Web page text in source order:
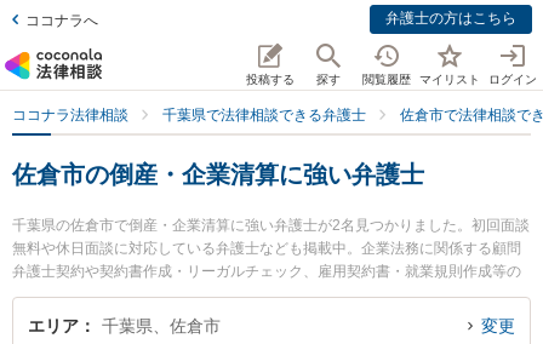
ココナラへ 弁護士の方はこちら
投稿する 探す 閲覧履歴 マイリスト ログイン
ココナラ法律相談 千葉県で法律相談できる弁護士 佐倉市で法律相談で
佐倉市の倒産・企業清算に強い弁護士
千葉県の佐倉市で倒産・企業清算に強い弁護士が2名見つかりました。初回面談
無料や休日面談に対応している弁護士なども掲載中。企業法務に関係する顧問
弁護士契約や契約書作成・リーガルチェック、雇用契約書・就業規則作成等の
細かな分野での絞り込み検索もでき便利です。特に中村・柴田法律事務所の柴
田 亮太弁護士やうすい総合法律事務所の小林 友明弁護士のプロフィール情報や
エリア 千葉県、佐倉市 変更